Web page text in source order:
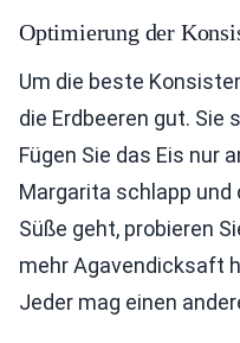
Optimierung der
Um die beste
die Erdbeeren gut. Sie
Fügen Sie das Eis nur
Margarita schlapp und
Süße geht, probieren
mehr Agavendicksaft
Jeder mag einen